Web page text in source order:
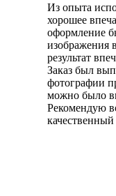
Из опыта
хорошее
оформление
изображения
результат
Заказ был
фотографии
можно было
Рекомендую
качественный